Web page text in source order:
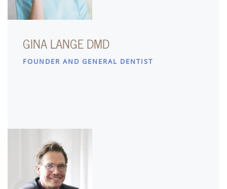
GINA LANGE DMD
FOUNDER AND GENERAL DENTIST